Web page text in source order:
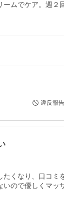
ームでケア。週２
違反報告
たくなり、口コミ
いので優しくマッ